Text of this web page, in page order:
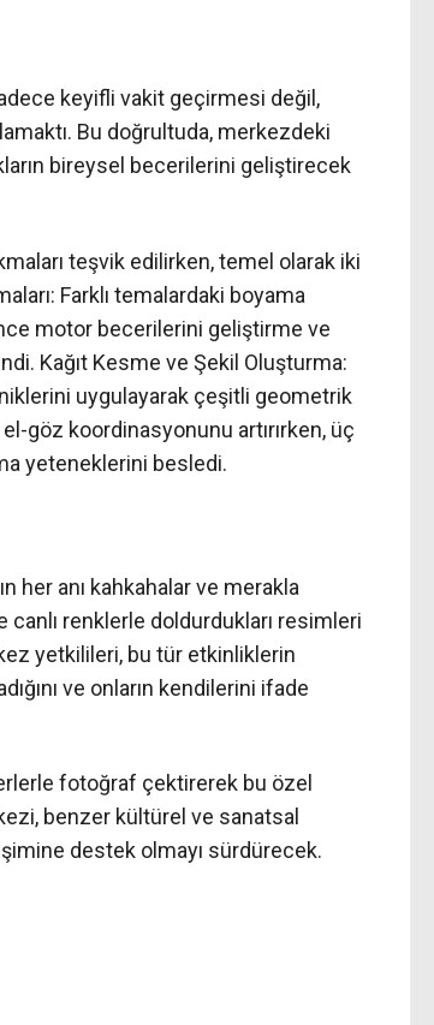
keyifli vakit geçirmesi değil,
Bu doğrultuda, merkezdeki
bireysel becerilerini geliştirecek
teşvik edilirken, temel olarak iki
Farklı temalardaki boyama
motor becerilerini geliştirme ve
Kağıt Kesme ve Şekil Oluşturma:
uygulayarak çeşitli geometrik
göz koordinasyonunu artırırken, üç
yeteneklerini besledi.
her anı kahkahalar ve merakla
canlı renklerle doldurdukları resimleri
yetkilileri, bu tür etkinliklerin
ve onların kendilerini ifade
fotoğraf çektirerek bu özel
benzer kültürel ve sanatsal
destek olmayı sürdürecek.